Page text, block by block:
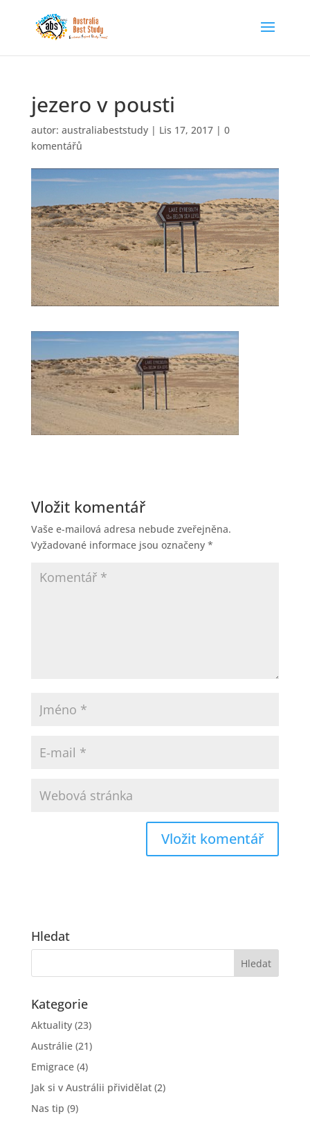
jezero v pousti
autor: australiabeststudy| Lis 17, 2017| 0
komentářů
Vložit komentář
Vaše e-mailová adresa nebude zveřejněna.
Vyžadované informace jsou označeny *
Hledat
Kategorie
Aktuality(23)
Austrálie(21)
Emigrace(4)
Jak si v Austrálii přividělat(2)
Nas tip (9)